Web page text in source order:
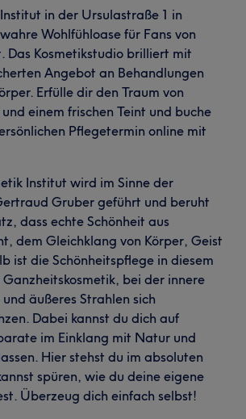
in der Ursulastraße 1 in
Wohlfühloase für Fans von
Das Kosmetikstudio brilliert mit
Angebot an Behandlungen
Erfülle dir den Traum von
einem frischen Teint und buche
Pflegetermin online mit
Institut wird im Sinne der
Gruber geführt und beruht
dass echte Schönheit aus
dem Gleichklang von Körper, Geist
ist die Schönheitspflege in diesem
bei der innere
äußeres Strahlen sich
Dabei kannst du dich auf
im Einklang mit Natur und
Hier stehst du im absoluten
spüren, wie du deine eigene
Überzeug dich einfach selbst!